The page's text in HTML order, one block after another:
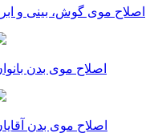
اصلاح موی گوش، بینی و
اصلاح موی بدن
اصلاح موی بدن